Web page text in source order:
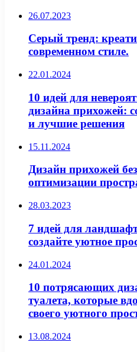
26.07.2023
Серый тренд:
современном стиле.
22.01.2024
10 идей для
дизайна прихожей:
и лучшие решения
15.11.2024
Дизайн прихожей
оптимизации
28.03.2023
7 идей для
создайте уютное
24.01.2024
10 потрясающих
туалета, которые
своего уютного
13.08.2024